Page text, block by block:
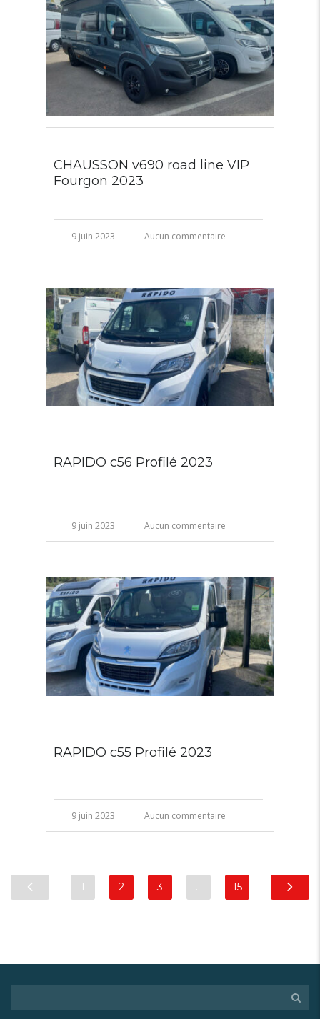
CHAUSSON v690 road line VIP
Fourgon 2023
9 juin 2023 Aucun commentaire
RAPIDO c56 Profilé 2023
9 juin 2023 Aucun commentaire
RAPIDO c55 Profilé 2023
9 juin 2023 Aucun commentaire
1 2 3 … 15